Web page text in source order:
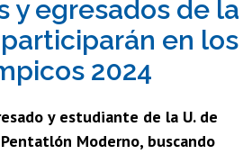
Funcionarias/os
Egresadas/os
y egresados de la
en los
2024
y estudiante de la U. de
Moderno, buscando